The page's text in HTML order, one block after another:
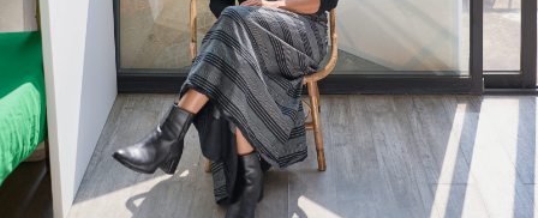
Tài trợ
Liên hệ
VN EN